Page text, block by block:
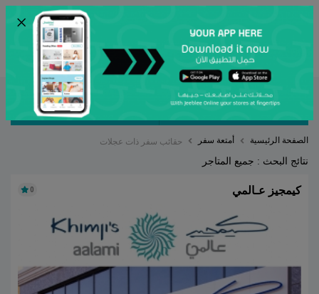
أرسل
ENG
مصنف بواسطة ترتيب حسب
الصفحة الرئيسية أمتعة سفر حقائب سفر ذات عجلات
نتائج البحث : جميع المتاجر
كيمجيز عـالمي 0
×